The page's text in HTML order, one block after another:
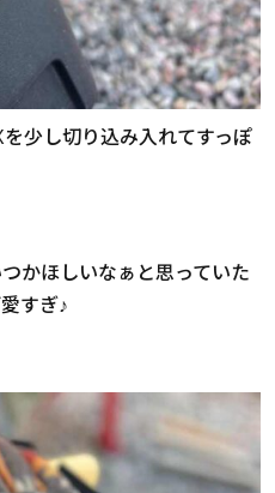
少し切り込み入れてすっぽ
かほしいなぁと思っていた
すぎ♪